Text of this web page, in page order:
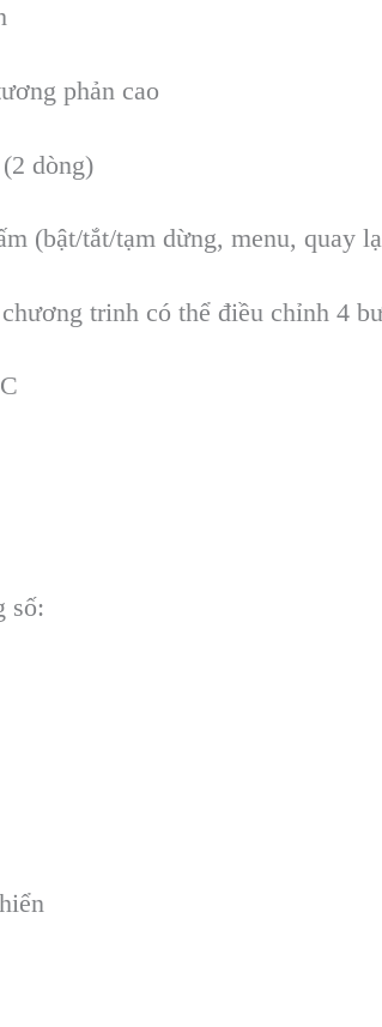
phản cao
dòng)
(bật/tắt/tạm dừng, menu, quay
trinh có thể điều chỉnh 4
số: